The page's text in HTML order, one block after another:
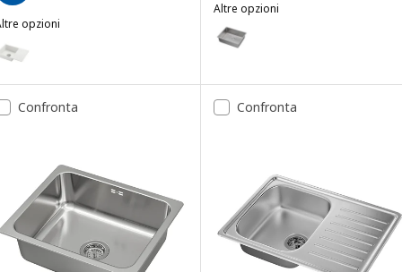
opzioni
KILSVIKEN, Lavello incasso, 1 vasca/sgocciolat, bianco
Altre opzioni
VRESJÖN
Opzione: VRESJÖN, Lavello
Opzione: VRESJÖN, Lavello da
Confronta Confronta